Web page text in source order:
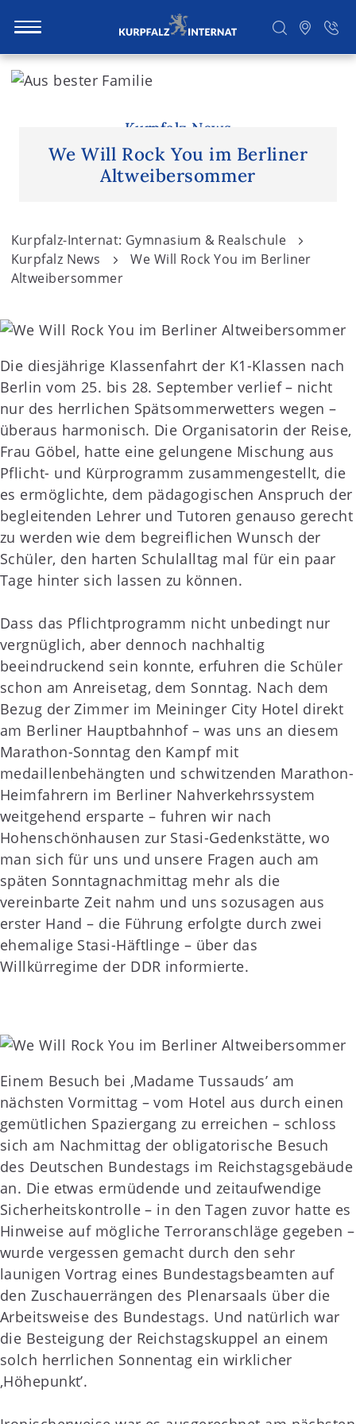
S
t
Kurpfalz News
We Will Rock You im Berliner
Altweibersommer
Kurpfalz-Internat: Gymnasium & Realschule
Kurpfalz News
We Will Rock You im Berliner
Altweibersommer
Die diesjährige Klassenfahrt der K1-Klassen nach
Berlin vom 25. bis 28. September verlief – nicht
nur des herrlichen Spätsommerwetters wegen –
überaus harmonisch. Die Organisatorin der Reise,
Frau Göbel, hatte eine gelungene Mischung aus
Pflicht- und Kürprogramm zusammengestellt, die
es ermöglichte, dem pädagogischen Anspruch der
begleitenden Lehrer und Tutoren genauso gerecht
zu werden wie dem begreiflichen Wunsch der
Schüler, den harten Schulalltag mal für ein paar
Tage hinter sich lassen zu können.
Dass das Pflichtprogramm nicht unbedingt nur
vergnüglich, aber dennoch nachhaltig
beeindruckend sein konnte, erfuhren die Schüler
schon am Anreisetag, dem Sonntag. Nach dem
Bezug der Zimmer im Meininger City Hotel direkt
am Berliner Hauptbahnhof – was uns an diesem
Marathon-Sonntag den Kampf mit
medaillenbehängten und schwitzenden Marathon-
Heimfahrern im Berliner Nahverkehrssystem
weitgehend ersparte – fuhren wir nach
Hohenschönhausen zur Stasi-Gedenkstätte, wo
man sich für uns und unsere Fragen auch am
späten Sonntagnachmittag mehr als die
vereinbarte Zeit nahm und uns sozusagen aus
erster Hand – die Führung erfolgte durch zwei
ehemalige Stasi-Häftlinge – über das
Willkürregime der DDR informierte.
Einem Besuch bei ‚Madame Tussauds’ am
nächsten Vormittag – vom Hotel aus durch einen
gemütlichen Spaziergang zu erreichen – schloss
sich am Nachmittag der obligatorische Besuch
des Deutschen Bundestags im Reichstagsgebäude
an. Die etwas ermüdende und zeitaufwendige
Sicherheitskontrolle – in den Tagen zuvor hatte es
Hinweise auf mögliche Terroranschläge gegeben –
wurde vergessen gemacht durch den sehr
launigen Vortrag eines Bundestagsbeamten auf
den Zuschauerrängen des Plenarsaals über die
Arbeitsweise des Bundestags. Und natürlich war
die Besteigung der Reichstagskuppel an einem
solch herrlichen Sonnentag ein wirklicher
‚Höhepunkt’.